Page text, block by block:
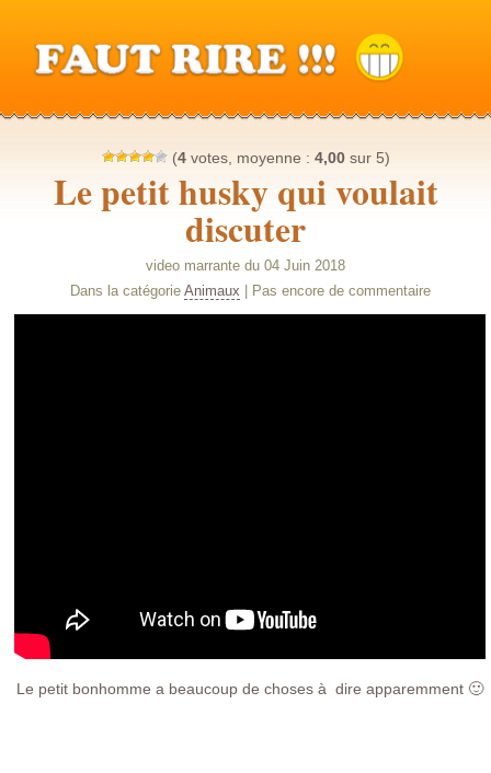
(4votes, moyenne : 4,00sur 5)
Le petit husky qui voulait
discuter
video marrante du 04 Juin 2018
Dans la catégorie Animaux | Pas encore de commentaire
Le petit bonhomme a beaucoup de choses à dire apparemment 🙂